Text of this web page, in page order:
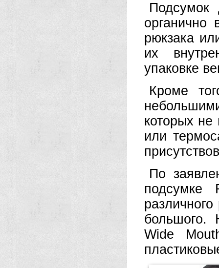
Подсумок
органично
рюкзака
их
упаковке
Кроме
которых не
или
По
подсумке
большого.
Wide